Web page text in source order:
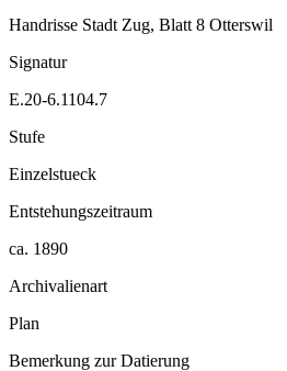
Handrisse Stadt Zug, Blatt 8 Otterswil
Signatur
E.20-6.1104.7
Stufe
Einzelstueck
Entstehungszeitraum
ca. 1890
Archivalienart
Plan
Bemerkung zur Datierung